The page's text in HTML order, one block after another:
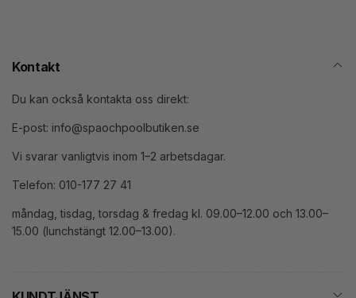
Kontakt
Du kan också kontakta oss direkt:
E-post: info@spaochpoolbutiken.se
Vi svarar vanligtvis inom 1–2 arbetsdagar.
Telefon: 010-177 27 41
måndag, tisdag, torsdag & fredag kl. 09.00–12.00 och 13.00–
15.00 (lunchstängt 12.00–13.00).